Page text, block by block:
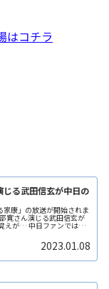
はコチラ
じる武田信玄が中日の
康」の放送が開始されま
えが… 中日ファンではお
に出戻って来た選手で
躍に注目です。2023.01.08